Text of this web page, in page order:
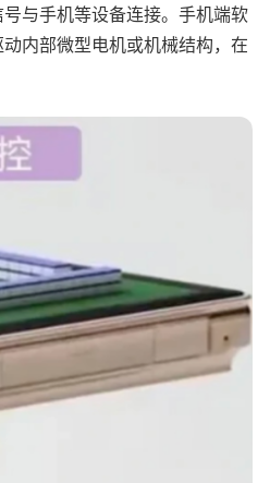
与手机等设备连接。手机端软
内部微型电机或机械结构，在